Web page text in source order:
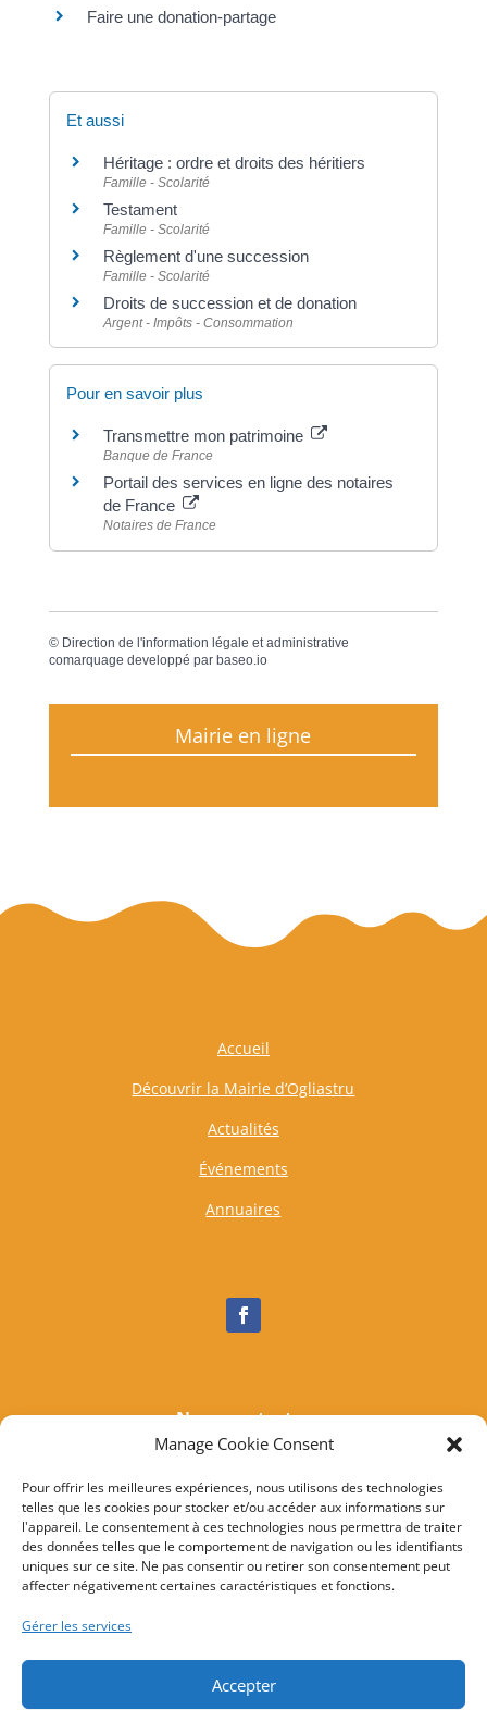
Manage Cookie Consent
Pour offrir les meilleures expériences, nous utilisons des technologies
telles que les cookies pour stocker et/ou accéder aux informations sur
l'appareil. Le consentement à ces technologies nous permettra de traiter
des données telles que le comportement de navigation ou les identifiants
uniques sur ce site. Ne pas consentir ou retirer son consentement peut
affecter négativement certaines caractéristiques et fonctions.
Gérer les services
Accepter
Faire une donation-partage
Et aussi
Héritage : ordre et droits des héritiers
Famille - Scolarité
Testament
Famille - Scolarité
Règlement d'une succession
Famille - Scolarité
Droits de succession et de donation
Argent - Impôts - Consommation
Pour en savoir plus
Transmettre mon patrimoine
Banque de France
Portail des services en ligne des notaires
de France
Notaires de France
© Direction de l'information légale et administrative
comarquage developpé par baseo.io
Mairie en ligne
Accueil
Découvrir la Mairie d’Ogliastru
Actualités
Événements
Annuaires
Nous contacter
Tél :
Mail:mairieogliastru@wanadoo.fr
Adresse :Marine d’Albo
20217 Ogliastru
© 2022 Mairie d’Ogliastru – Réalisation